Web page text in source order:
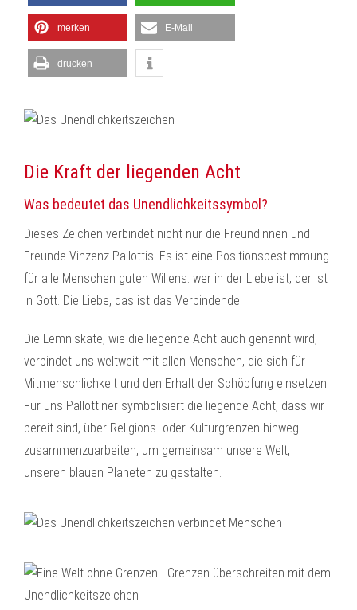
merken E-Mail
drucken
Die Kraft der liegenden Acht
Was bedeutet das Unendlichkeitssymbol?
Dieses Zeichen verbindet nicht nur die Freundinnen und
Freunde Vinzenz Pallottis. Es ist eine Positionsbestimmung
für alle Menschen guten Willens: wer in der Liebe ist, der ist
in Gott. Die Liebe, das ist das Verbindende!
Die Lemniskate, wie die liegende Acht auch genannt wird,
verbindet uns weltweit mit allen Menschen, die sich für
Mitmenschlichkeit und den Erhalt der Schöpfung einsetzen.
Für uns Pallottiner symbolisiert die liegende Acht, dass wir
bereit sind, über Religions- oder Kulturgrenzen hinweg
zusammenzuarbeiten, um gemeinsam unsere Welt,
unseren blauen Planeten zu gestalten.